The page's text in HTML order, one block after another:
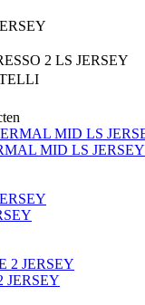
2 LS JERSEY
MID LS JERSEY
JERSEY